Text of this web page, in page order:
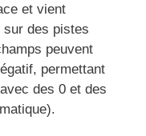
et vient
sur des pistes
peuvent
permettant
des 0 et des